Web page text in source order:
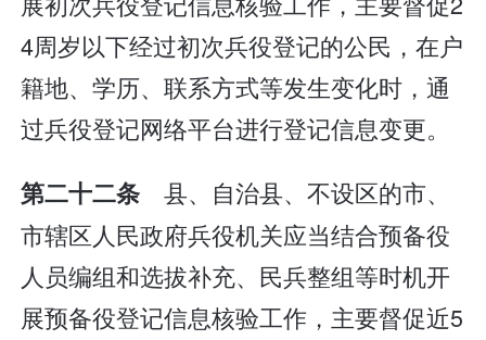
4周岁以下经过初次兵役登记的公民，在户
籍地、学历、联系方式等发生变化时，通
过兵役登记网络平台进行登记信息变更。
第二十二条 县、自治县、不设区的市、
市辖区人民政府兵役机关应当结合预备役
人员编组和选拔补充、民兵整组等时机开
展预备役登记信息核验工作，主要督促近5